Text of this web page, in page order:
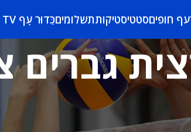
חופיםסטטיסטיקותתשלומיםכַּדוּר עָף TV
גברים